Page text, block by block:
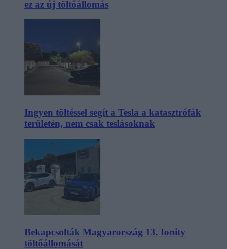
ez az új töltőállomás
Ingyen töltéssel segít a Tesla a katasztrófák
területén, nem csak teslásoknak
Bekapcsolták Magyarország 13. Ionity
töltőállomását